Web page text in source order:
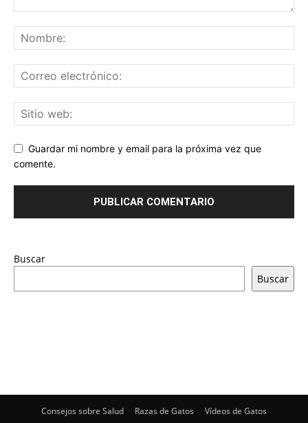
Guardar mi nombre y email para la próxima vez que
comente.
Buscar
Buscar
Consejos sobre Salud Razas de Gatos Vídeos de Gatos